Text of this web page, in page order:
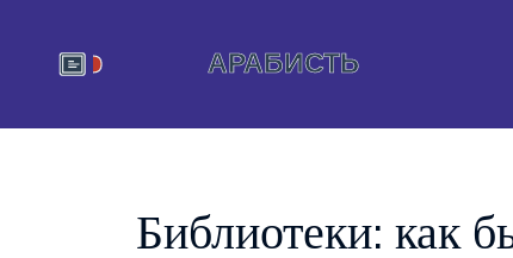
Библиотеки: как